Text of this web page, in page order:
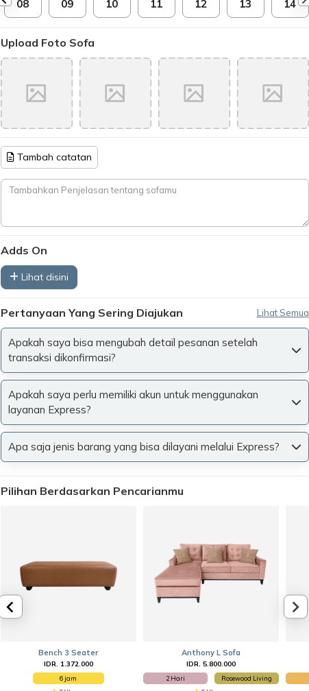
08 09 10 11 12 13 14
Upload Foto Sofa
Tambah catatan
Adds On
Lihat disini
Pertanyaan Yang Sering Diajukan Lihat Semua
Apakah saya bisa mengubah detail pesanan setelah
transaksi dikonfirmasi?
Apakah saya perlu memiliki akun untuk menggunakan
layanan Express?
Apa saja jenis barang yang bisa dilayani melalui Express?
Pilihan Berdasarkan Pencarianmu
Bench 3 Seater
IDR. 1.372.000
6 jam
Anthony L Sofa
IDR. 5.800.000
2 Hari
Rosewood Living